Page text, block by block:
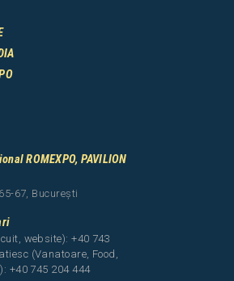
ROMEXPO, PAVILION
67, București
website): +40 743
(Vanatoare, Food,
+40 745 204 444